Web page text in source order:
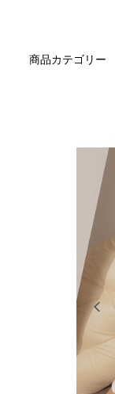
商品カテゴリー